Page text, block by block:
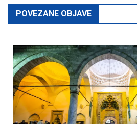
POVEZANE OBJAVE